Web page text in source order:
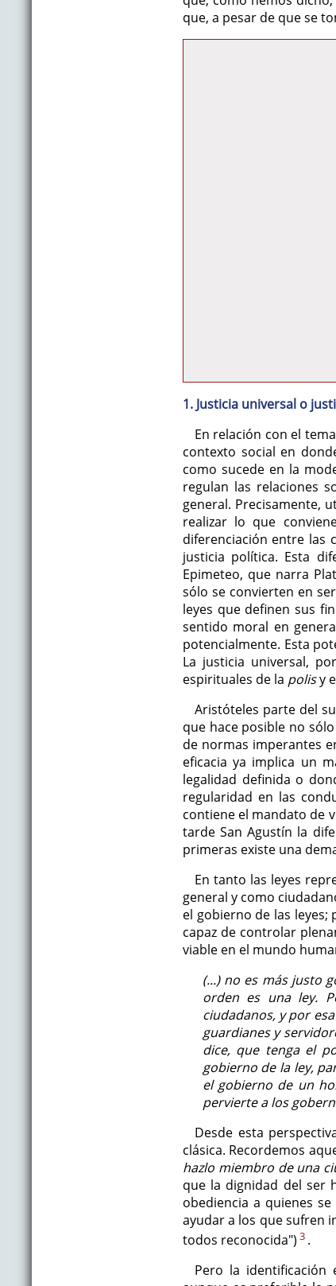
que, a pesar de que se
1. Justicia universal o
En relación con el
contexto social en
como sucede en la
regulan las relaciones
general. Precisamente,
realizar lo que
diferenciación entre las
justicia política. Esta
Epimeteo, que narra
sólo se convierten en
leyes que definen sus
sentido moral en
potencialmente. Esta
La justicia universal,
espirituales de la polisy
Aristóteles parte del
que hace posible no
de normas imperantes
eficacia ya implica un
legalidad definida o
regularidad en las
contiene el mandato de
tarde San Agustín la
primeras existe una
En tanto las leyes
general y como
el gobierno de las
capaz de controlar
viable en el mundo
(...) no es más justo
orden es una ley.
ciudadanos, y por
guardianes y
dice, que tenga el
gobierno de la ley,
el gobierno de un
pervierte a los
Desde esta
clásica. Recordemos
hazlo miembro de una
que la dignidad del ser
obediencia a quienes
ayudar a los que sufren
todos reconocida") 3 .
Pero la identificación